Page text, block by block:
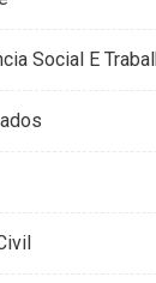
Social E